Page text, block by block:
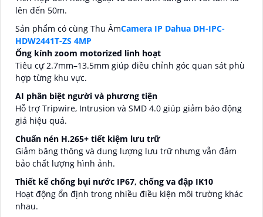
lên đến 50m.
Sản phẩm có cùng Thu ÂmCamera IP Dahua DH-IPC-
HDW2441T-ZS 4MP
Ống kính zoom motorized linh hoạt
Tiêu cự 2.7mm–13.5mm giúp điều chỉnh góc quan sát phù
hợp từng khu vực.
AI phân biệt người và phương tiện
Hỗ trợ Tripwire, Intrusion và SMD 4.0 giúp giảm báo động
giả hiệu quả.
Chuẩn nén H.265+ tiết kiệm lưu trữ
Giảm băng thông và dung lượng lưu trữ nhưng vẫn đảm
bảo chất lượng hình ảnh.
Thiết kế chống bụi nước IP67, chống va đập IK10
Hoạt động ổn định trong nhiều điều kiện môi trường khác
nhau.